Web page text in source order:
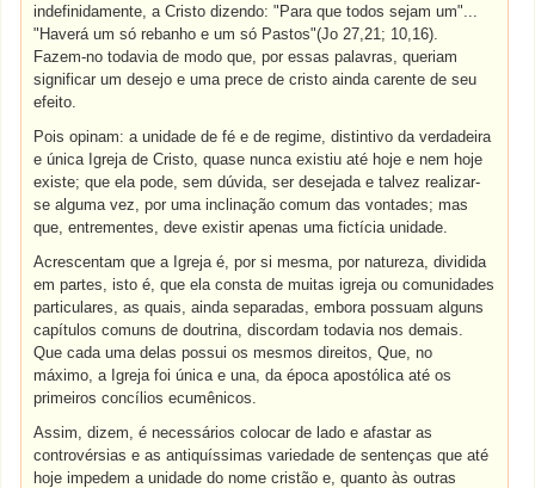
indefinidamente, a Cristo dizendo: "Para que todos sejam um"...
"Haverá um só rebanho e um só Pastos"(Jo 27,21; 10,16).
Fazem-no todavia de modo que, por essas palavras, queriam
significar um desejo e uma prece de cristo ainda carente de seu
efeito.
Pois opinam: a unidade de fé e de regime, distintivo da verdadeira
e única Igreja de Cristo, quase nunca existiu até hoje e nem hoje
existe; que ela pode, sem dúvida, ser desejada e talvez realizar-
se alguma vez, por uma inclinação comum das vontades; mas
que, entrementes, deve existir apenas uma fictícia unidade.
Acrescentam que a Igreja é, por si mesma, por natureza, dividida
em partes, isto é, que ela consta de muitas igreja ou comunidades
particulares, as quais, ainda separadas, embora possuam alguns
capítulos comuns de doutrina, discordam todavia nos demais.
Que cada uma delas possui os mesmos direitos, Que, no
máximo, a Igreja foi única e una, da época apostólica até os
primeiros concílios ecumênicos.
Assim, dizem, é necessários colocar de lado e afastar as
controvérsias e as antiquíssimas variedade de sentenças que até
hoje impedem a unidade do nome cristão e, quanto às outras